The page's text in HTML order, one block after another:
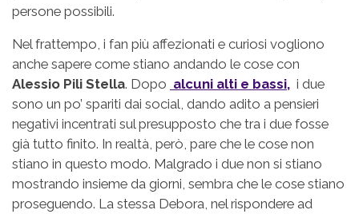
persone possibili.
Nel frattempo, i fan più affezionati e curiosi vogliono
anche sapere come stiano andando le cose con
Alessio Pili Stella. Dopo alcuni alti e bassi, i due
sono un po’ spariti dai social, dando adito a pensieri
negativi incentrati sul presupposto che tra i due fosse
già tutto finito. In realtà, però, pare che le cose non
stiano in questo modo. Malgrado i due non si stiano
mostrando insieme da giorni, sembra che le cose stiano
proseguendo. La stessa Debora, nel rispondere ad